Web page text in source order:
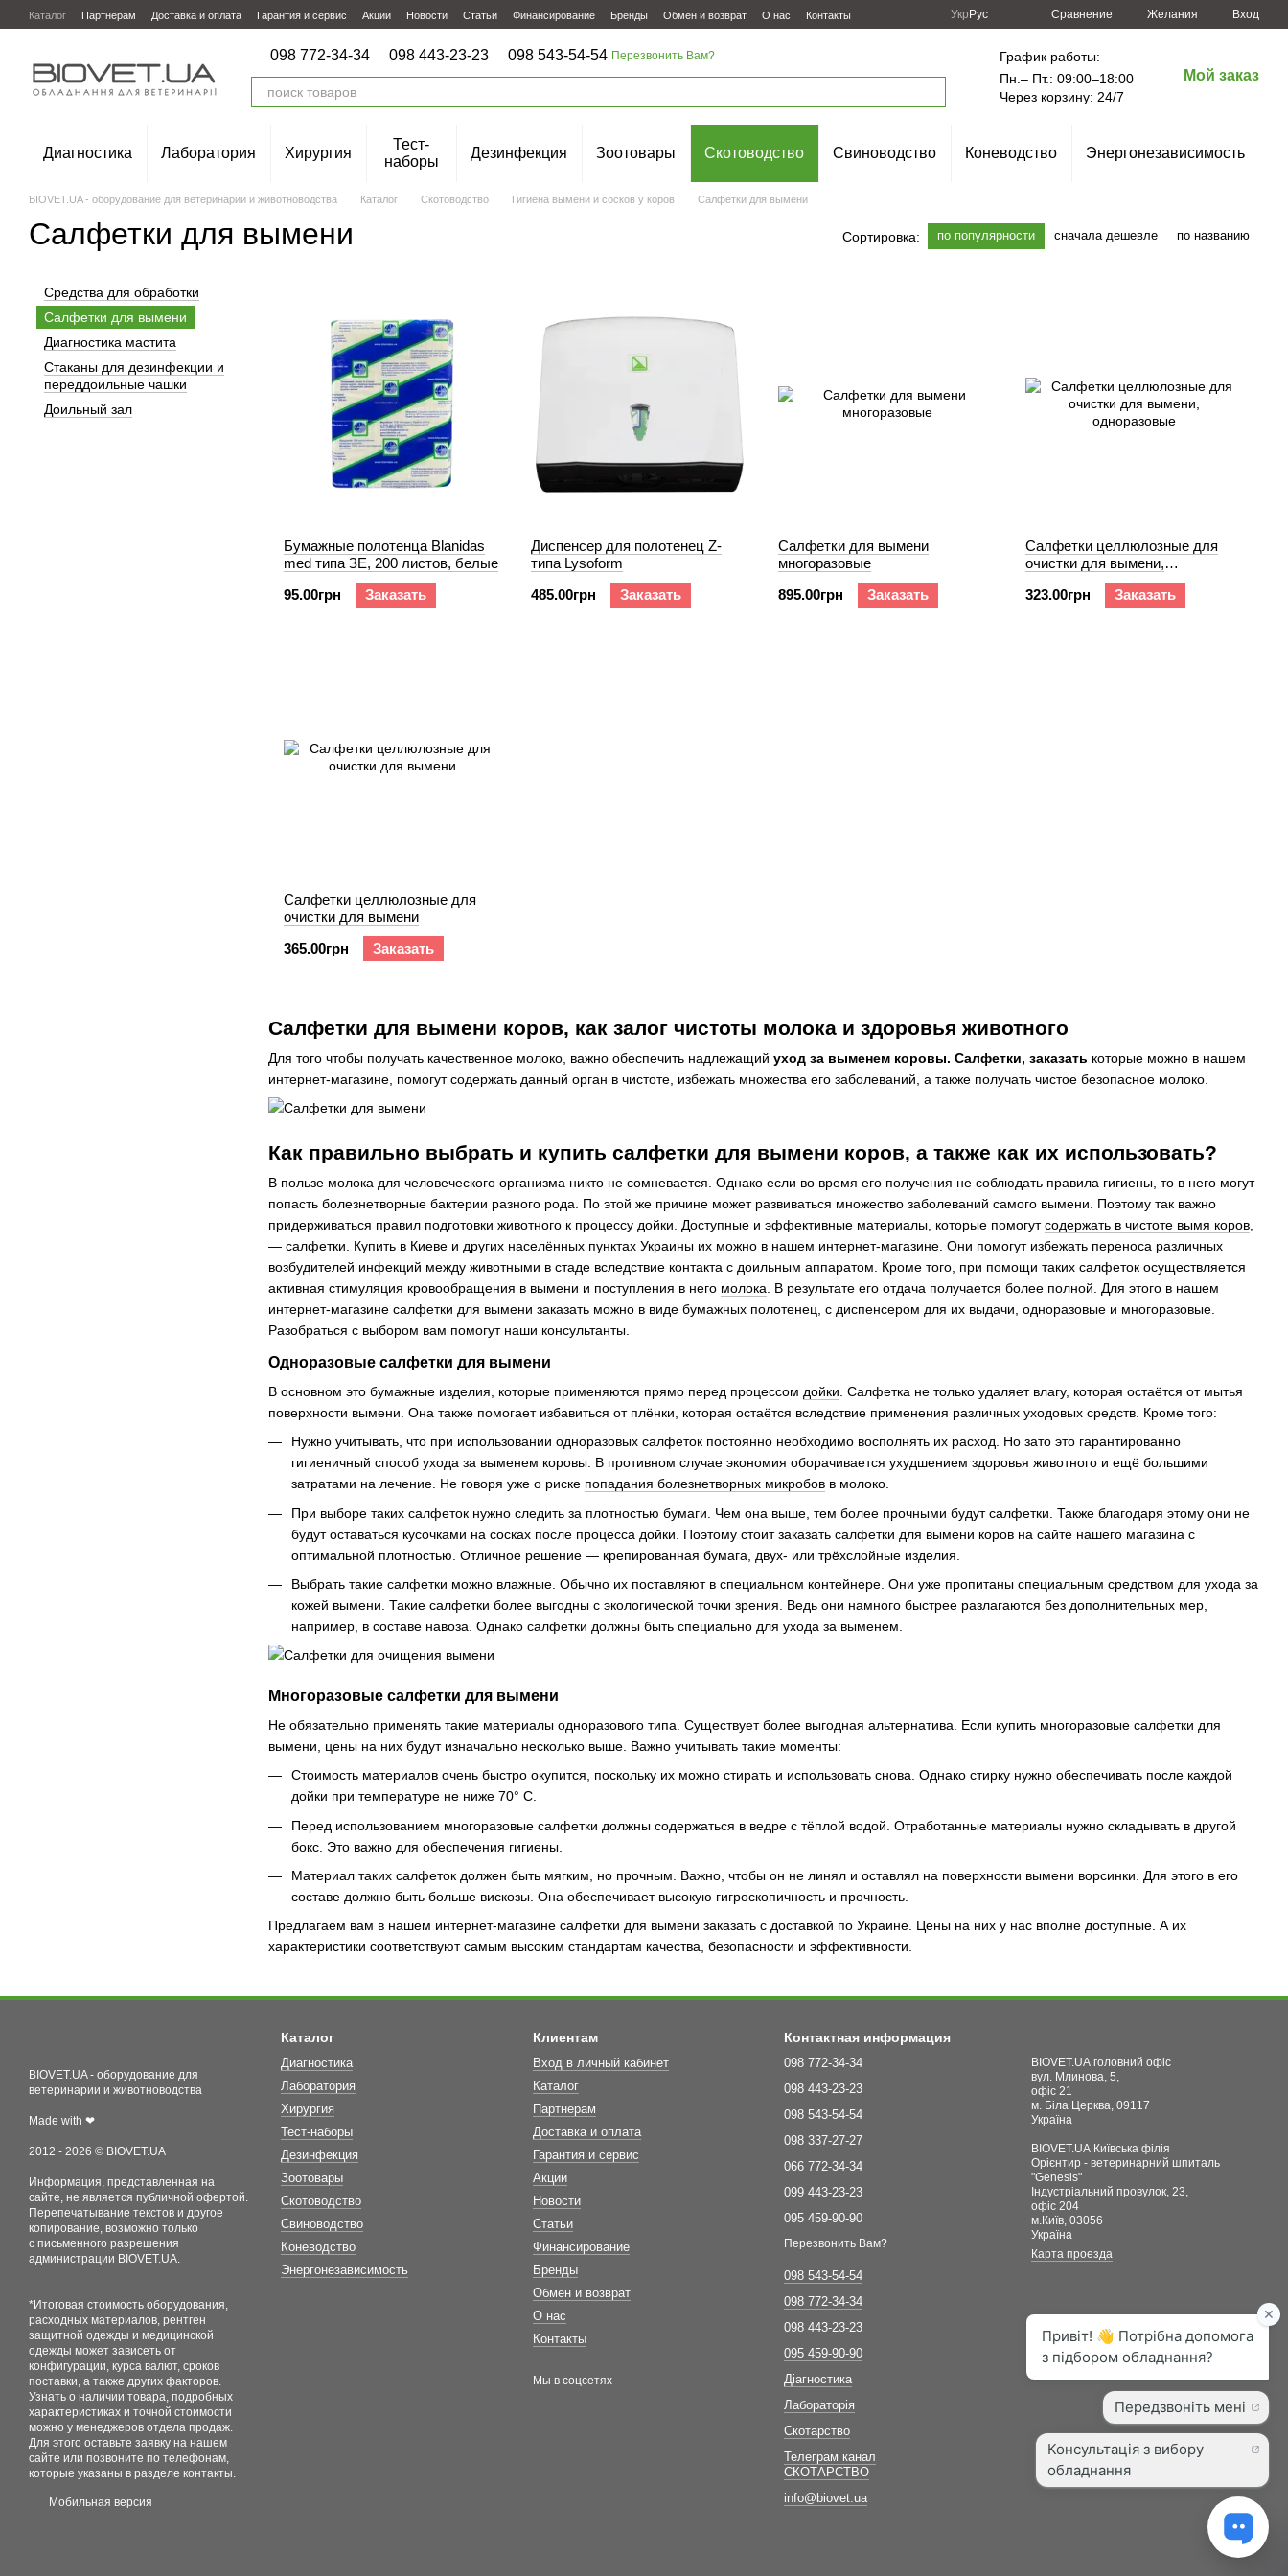
Перейти к основному контенту
Каталог Партнерам Доставка и оплата Гарантия и сервис Акции Новости Статьи Финансирование Бренды Обмен и возврат О нас Контакты Укр Рус Сравнение Желания Вход
098 772-34-34 098 443-23-23 098 543-54-54 Перезвонить Вам?
График работы:
Пн.– Пт.: 09:00–18:00
Через корзину: 24/7
Мой заказ
Диагностика Лаборатория Хирургия
Тест-
наборы
Дезинфекция Зоотовары Скотоводство Свиноводство Коневодство Энергонезависимость
BIOVET.UA - оборудование для ветеринарии и животноводства Каталог Скотоводство Гигиена вымени и сосков у коров Салфетки для вымени
Салфетки для вымени Сортировка: по популярности сначала дешевле по названию
Салфетки для вымени коров, как залог чистоты молока и здоровья животного
Для того чтобы получать качественное молоко, важно обеспечить надлежащий уход за выменем коровы. Салфетки, заказать которые можно в нашем
интернет-магазине, помогут содержать данный орган в чистоте, избежать множества его заболеваний, а также получать чистое безопасное молоко.
Как правильно выбрать и купить салфетки для вымени коров, а также как их использовать?
В пользе молока для человеческого организма никто не сомневается. Однако если во время его получения не соблюдать правила гигиены, то в него могут
попасть болезнетворные бактерии разного рода. По этой же причине может развиваться множество заболеваний самого вымени. Поэтому так важно
придерживаться правил подготовки животного к процессу дойки. Доступные и эффективные материалы, которые помогутсодержать в чистоте вымя коров
— салфетки. Купить в Киеве и других населённых пунктах Украины их можно в нашем интернет-магазине. Они помогут избежать переноса различных
возбудителей инфекций между животными в стаде вследствие контакта с доильным аппаратом. Кроме того, при помощи таких салфеток осуществляется
активная стимуляция кровообращения в вымени и поступления в него молока . В результате его отдача получается более полной. Для этого в нашем
интернет-магазине салфетки для вымени заказать можно в виде бумажных полотенец, с диспенсером для их выдачи, одноразовые и многоразовые.
Разобраться с выбором вам помогут наши консультанты.
Одноразовые салфетки для вымени
В основном это бумажные изделия, которые применяются прямо перед процессом дойки . Салфетка не только удаляет влагу, которая остаётся от мытья
поверхности вымени. Она также помогает избавиться от плёнки, которая остаётся вследствие применения различных уходовых средств. Кроме того:
Нужно учитывать, что при использовании одноразовых салфеток постоянно необходимо восполнять их расход. Но зато это гарантированно
гигиеничный способ ухода за выменем коровы. В противном случае экономия оборачивается ухудшением здоровья животного и ещё большими
затратами на лечение. Не говоря уже о риске попадания болезнетворных микробов в молоко.
При выборе таких салфеток нужно следить за плотностью бумаги. Чем она выше, тем более прочными будут салфетки. Также благодаря этому они не
будут оставаться кусочками на сосках после процесса дойки. Поэтому стоит заказать салфетки для вымени коров на сайте нашего магазина с
оптимальной плотностью. Отличное решение — крепированная бумага, двух- или трёхслойные изделия.
Выбрать такие салфетки можно влажные. Обычно их поставляют в специальном контейнере. Они уже пропитаны специальным средством для ухода за
кожей вымени. Такие салфетки более выгодны с экологической точки зрения. Ведь они намного быстрее разлагаются без дополнительных мер,
например, в составе навоза. Однако салфетки должны быть специально для ухода за выменем.
Многоразовые салфетки для вымени
Не обязательно применять такие материалы одноразового типа. Существует более выгодная альтернатива. Если купить многоразовые салфетки для
вымени, цены на них будут изначально несколько выше. Важно учитывать такие моменты:
Стоимость материалов очень быстро окупится, поскольку их можно стирать и использовать снова. Однако стирку нужно обеспечивать после каждой
дойки при температуре не ниже 70° C.
Перед использованием многоразовые салфетки должны содержаться в ведре с тёплой водой. Отработанные материалы нужно складывать в другой
бокс. Это важно для обеспечения гигиены.
Материал таких салфеток должен быть мягким, но прочным. Важно, чтобы он не линял и оставлял на поверхности вымени ворсинки. Для этого в его
составе должно быть больше вискозы. Она обеспечивает высокую гигроскопичность и прочность.
Предлагаем вам в нашем интернет-магазине салфетки для вымени заказать с доставкой по Украине. Цены на них у нас вполне доступные. А их
характеристики соответствуют самым высоким стандартам качества, безопасности и эффективности.
Бумажные полотенца Blanidas
med типа ЗЕ, 200 листов, белые
95.00грн
Заказать
Диспенсер для полотенец Z-
типа Lysoform
485.00грн
Заказать
Салфетки для вымени
многоразовые
895.00грн
Заказать
Салфетки целлюлозные для
очистки для вымени,
одноразовые
323.00грн
Заказать
Салфетки целлюлозные для
очистки для вымени
365.00грн
Заказать
Средства для обработки
Салфетки для вымени
Диагностика мастита
Стаканы для дезинфекции и
переддоильные чашки
Доильный зал
BIOVET.UA - оборудование для
ветеринарии и животноводства
Made with ❤
2012 - 2026 © BIOVET.UA
Информация, представленная на
сайте, не является публичной офертой.
Перепечатывание текстов и другое
копирование, возможно только
с письменного разрешения
администрации BIOVET.UA.
*Итоговая стоимость оборудования,
расходных материалов, рентген
защитной одежды и медицинской
одежды может зависеть от
конфигурации, курса валют, сроков
поставки, а также других факторов.
Узнать о наличии товара, подробных
характеристиках и точной стоимости
можно у менеджеров отдела продаж.
Для этого оставьте заявку на нашем
сайте или позвоните по телефонам,
которые указаны в разделе контакты.
Мобильная версия
Каталог
Диагностика
Лаборатория
Хирургия
Тест-наборы
Дезинфекция
Зоотовары
Скотоводство
Свиноводство
Коневодство
Энергонезависимость
Клиентам
Вход в личный кабинет
Каталог
Партнерам
Доставка и оплата
Гарантия и сервис
Акции
Новости
Статьи
Финансирование
Бренды
Обмен и возврат
О нас
Контакты
Мы в соцсетях
Контактная информация
098 772-34-34
098 443-23-23
098 543-54-54
098 337-27-27
066 772-34-34
099 443-23-23
095 459-90-90
Перезвонить Вам?
098 543-54-54
098 772-34-34
098 443-23-23
095 459-90-90
Діагностика
Лабораторія
Скотарство
Телеграм канал
СКОТАРСТВО
info@biovet.ua
BIOVET.UA головний офіс
вул. Млинова, 5,
офіс 21
м. Біла Церква, 09117
Україна
BIOVET.UA Київська філія
Орієнтир - ветеринарний шпиталь
"Genesis"
Індустріальний провулок, 23,
офіс 204
м.Київ, 03056
Україна
Карта проезда